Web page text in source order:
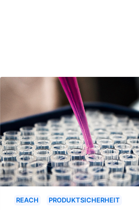
REACH PRODUKTSICHERHEIT